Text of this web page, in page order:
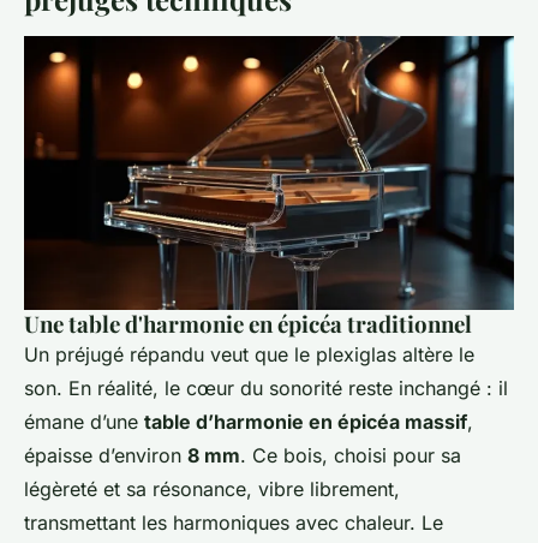
Une table d'harmonie en épicéa traditionnel
Un préjugé répandu veut que le plexiglas altère le
son. En réalité, le cœur du sonorité reste inchangé : il
émane d’une table d’harmonie en épicéa massif,
épaisse d’environ 8 mm. Ce bois, choisi pour sa
légèreté et sa résonance, vibre librement,
transmettant les harmoniques avec chaleur. Le